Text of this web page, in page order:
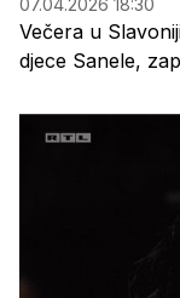
07.04.2026 18:30
Večera u
djece Sanele,